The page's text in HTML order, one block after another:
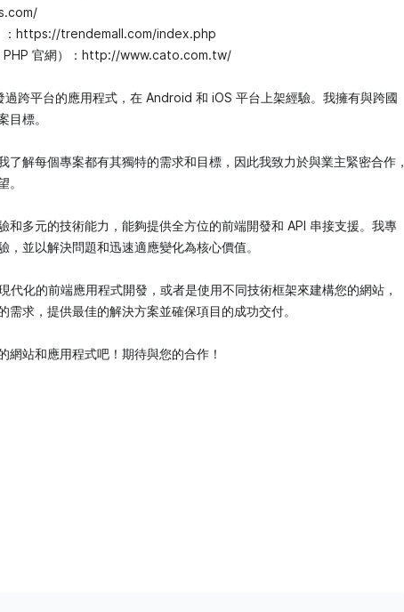
：https://trendemall.com/index.php
PHP 官網）：http://www.cato.com.tw/
跨平台的應用程式，在 Android 和 iOS 平台上架經驗。我擁有與跨國
目標。
了解每個專案都有其獨特的需求和目標，因此我致力於與業主緊密合作，
。
和多元的技術能力，能夠提供全方位的前端開發和 API 串接支援。我專
並以解決問題和迅速適應變化為核心價值。
代化的前端應用程式開發，或者是使用不同技術框架來建構您的網站，
求，提供最佳的解決方案並確保項目的成功交付。
網站和應用程式吧！期待與您的合作！